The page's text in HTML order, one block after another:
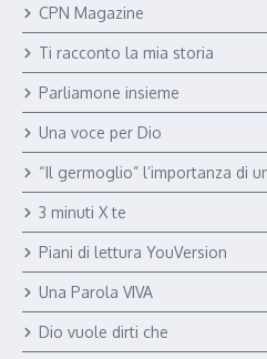
CPN Magazine
Ti racconto la mia storia
Parliamone insieme
Una voce per Dio
“Il germoglio” l’importanza di
3 minuti X te
Piani di lettura YouVersion
Una Parola VIVA
Dio vuole dirti che